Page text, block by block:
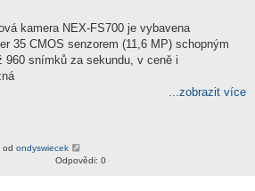
kamera NEX-FS700 je vybavena
35 CMOS senzorem (11,6 MP) schopným
snímků za sekundu, v ceně i
...zobrazit více
od ondyswiecek
Odpovědi: 0